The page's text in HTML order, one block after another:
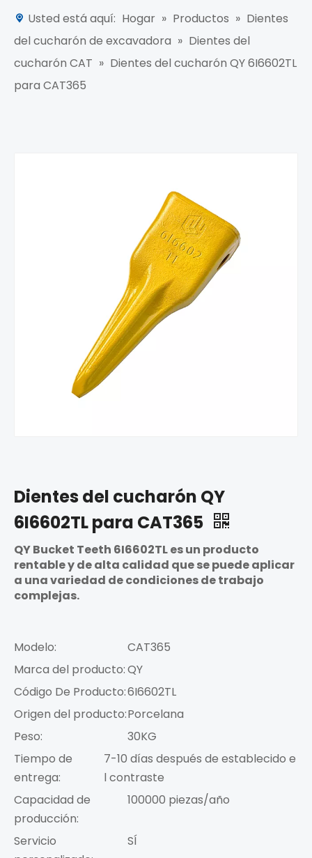
Usted está aquí: Hogar » Productos » Dientes
del cucharón de excavadora » Dientes del
cucharón CAT » Dientes del cucharón QY 6I6602TL
para CAT365
Dientes del cucharón QY
6I6602TL para CAT365
QY Bucket Teeth 6I6602TL es un producto
rentable y de alta calidad que se puede aplicar
a una variedad de condiciones de trabajo
complejas.
Modelo:
CAT365
Marca del producto:QY
Código De Producto:6I6602TL
Origen del producto:Porcelana
Peso:
30KG
Tiempo de
entrega:
7-10 días después de establecido e
l contraste
Capacidad de
producción:
100000 piezas/año
Servicio
SÍ